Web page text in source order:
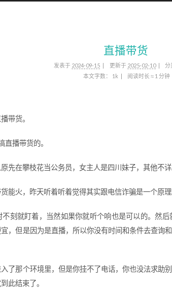
直播带货
发表于 2024-09-15 更新于 2025-02-10 分
本文字数：
1k 阅读时长 ≈ 1 分钟
带货。
直播带货的。
先在攀枝花当公务员，女主人是四川妹子，其他不详
能火，昨天听着听着觉得其实跟电信诈骗是一个原理
不刻就盯着，当然如果你就听个响也是可以的。然
，但是因为是直播，所以你没有时间和条件去查询
了那个环境里，但是你挂不了电话，你也没法求助
此结束了。